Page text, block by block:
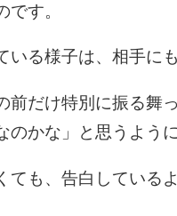
です。
いる様子は、相手に
前だけ特別に振る舞
のかな」と思うよう
ても、告白している